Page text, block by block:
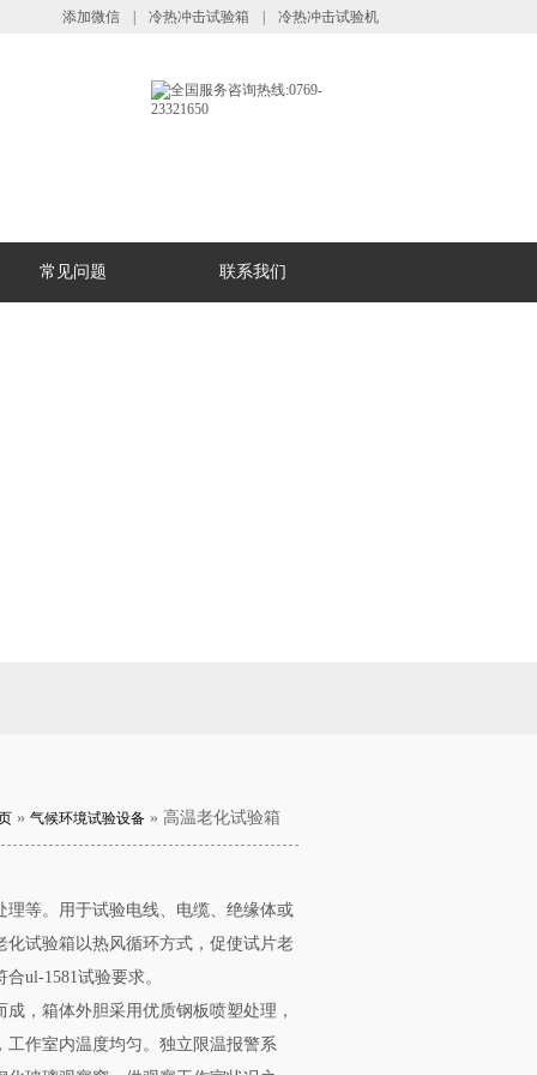
添加微信 冷热冲击试验箱 冷热冲击试验机
常见问题 联系我们
» 气候环境试验设备 » 高温老化试验箱
等。用于试验电线、电缆、绝缘体或
试验箱以热风循环方式，促使试片老
ul-1581试验要求。
，箱体外胆采用优质钢板喷塑处理，
作室内温度均匀。独立限温报警系